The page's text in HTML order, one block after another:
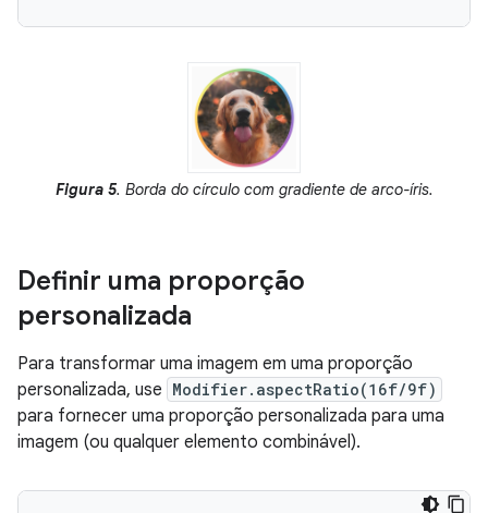
Figura 5. Borda do círculo com gradiente de arco-íris.
Definir uma proporção
personalizada
Para transformar uma imagem em uma proporção
personalizada, use Modifier.aspectRatio(16f/9f)
para fornecer uma proporção personalizada para uma
imagem (ou qualquer elemento combinável).